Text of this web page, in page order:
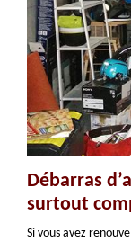
Débarras
surtout
Si vous avez